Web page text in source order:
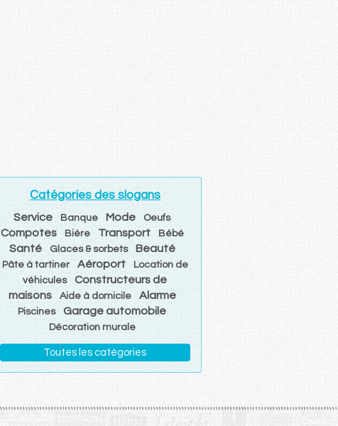
Catégories des slogans
Service Banque Mode Oeufs
Compotes Bière Transport Bébé
Santé Glaces & sorbets Beauté
Pâte à tartiner Aéroport
Location de
véhicules
Constructeurs de
maisons
Aide à domicile Alarme
Piscines Garage automobile
Décoration murale
Toutes les catégories